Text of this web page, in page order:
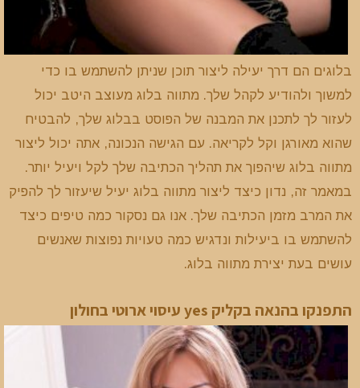
בלוגים הם דרך יעילה ליצור תוכן שניתן להשתמש בו כדי
למשוך ולהודיע לקהל שלך. מתווה בלוג מעוצב היטב יכול
לעזור לך לתכנן את המבנה של הפוסט בבלוג שלך, להבטיח
שהוא מאורגן וקל לקריאה. עם הגישה הנכונה, אתה יכול ליצור
מתווה בלוג שיהפוך את תהליך הכתיבה שלך לקל ויעיל יותר.
במאמר זה, נדון כיצד ליצור מתווה בלוג יעיל שיעזור לך להפיק
את המרב מזמן הכתיבה שלך. אנו גם נסקור כמה טיפים כיצד
להשתמש בו ביעילות ונדגיש כמה טעויות נפוצות שאנשים
עושים בעת יצירת מתווה בלוג.
התפנקו בהנאה בקליק yes עיסוי ארוטי בחולון